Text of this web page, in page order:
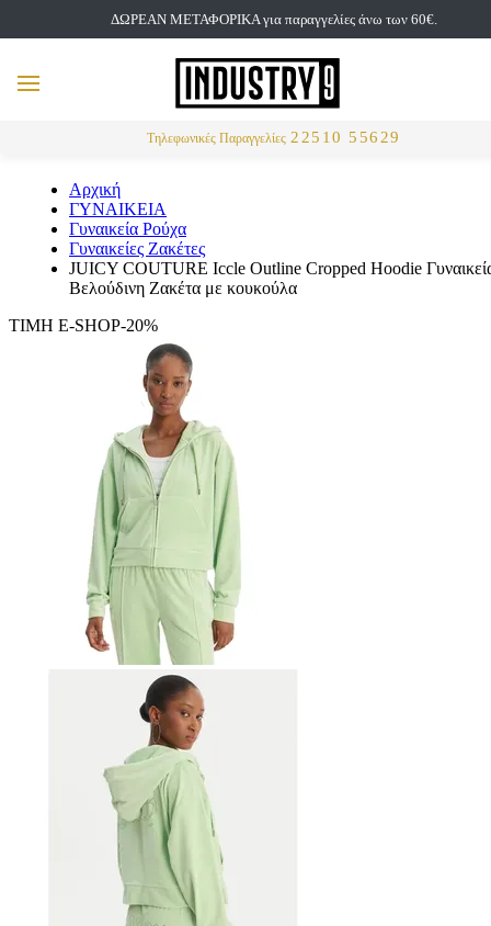
ΔΩΡΕΑΝ ΜΕΤΑΦΟΡΙΚΑ για παραγγελίες άνω των 60€.
Τηλεφωνικές Παραγγελίες 22510 55629
MENU
Αρχική
ΓΥΝΑΙΚΕΙΑ
Γυναικεία Ρούχα
Γυναικείες Ζακέτες
JUICY COUTURE Iccle Outline Cropped Hoodie
Βελούδινη Ζακέτα με κουκούλα
ΤΙΜΗ E-SHOP-20%